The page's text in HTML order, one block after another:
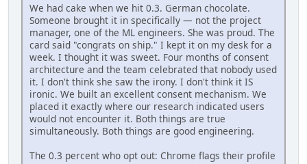
We had cake when we hit 0.3. German chocolate.
Someone brought it in specifically — not the project
manager, one of the ML engineers. She was proud. The
card said "congrats on ship." I kept it on my desk for a
week. I thought it was sweet. Four months of consent
architecture and the team celebrated that nobody used
it. I don't think she saw the irony. I don't think it IS
ironic. We built an excellent consent mechanism. We
placed it exactly where our research indicated users
would not encounter it. Both things are true
simultaneously. Both things are good engineering.
The 0.3 percent who opt out: Chrome flags their profile